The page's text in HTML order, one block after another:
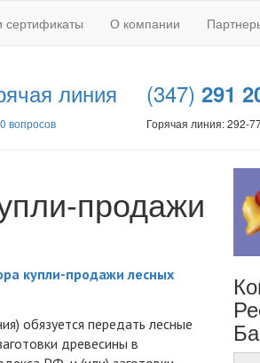
сертификаты О компании
линия
вопросов
(347) 291
Горячая линия: 292-
продажи
купли-продажи лесных
обязуется передать лесные
древесины в